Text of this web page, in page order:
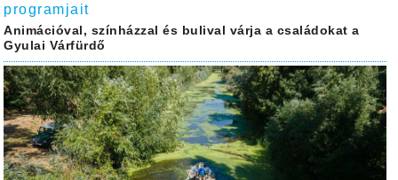
programjait
Animációval, színházzal és bulival várja a családokat a
Gyulai Várfürdő